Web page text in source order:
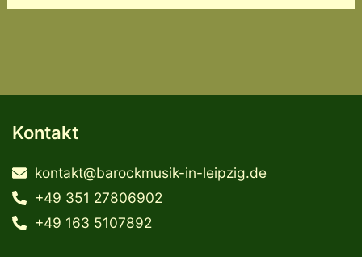
Kontakt
kontakt@barockmusik-in-leipzig.de
+49 351 27806902
+49 163 5107892